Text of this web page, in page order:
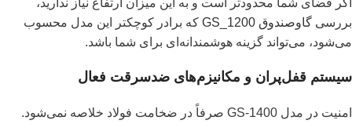
بررسی گاوصندوق GS_1200
که برادر کوچکتر این مدل محسوب
می‌شود، می‌تواند گزینه هوشمندانه‌ای برای شما باشد.
سیستم قفل‌پران و مکانیزم‌های ضدسرقت فعال
امنیت در مدل GS-1400 صرفاً در ضخامت فولاد خلاصه نمی‌شود.